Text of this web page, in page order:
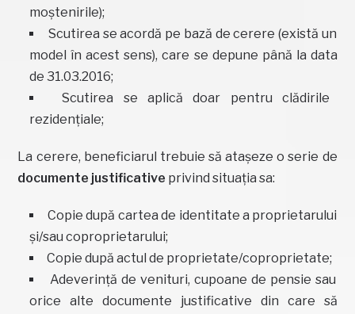
moștenirile);
Scutirea se acordă pe bază de cerere (există un
model în acest sens), care se depune până la data
de 31.03.2016;
Scutirea se aplică doar pentru clădirile
rezidențiale;
La cerere, beneficiarul trebuie să atașeze o serie de
documente justificative privind situația sa:
Copie după cartea de identitate a proprietarului
și/sau coproprietarului;
Copie după actul de proprietate/coproprietate;
Adeverință de venituri, cupoane de pensie sau
orice alte documente justificative din care să